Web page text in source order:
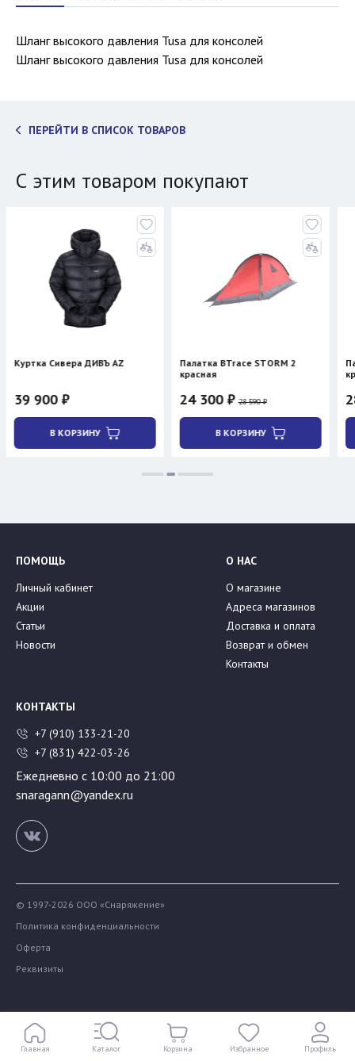
Главная Каталог Корзина Избранное Профиль
Шланг высокого давления Tusa для консолей
Шланг высокого давления Tusa для консолей
ПЕРЕЙТИ В СПИСОК ТОВАРОВ
С этим товаром покупают
ДИВЪ AZ
₽
Палатка BTrace STORM 2
24 300 ₽ 28 590 ₽
Палатка
28 040 ₽
ПОМОЩЬ
Личный кабинет
Акции
Статьи
Новости
О НАС
О магазине
Адреса магазинов
Доставка и оплата
Возврат и обмен
Контакты
КОНТАКТЫ
+7 (910) 133-21-20
+7 (831) 422-03-26
Ежедневно с 10:00 до 21:00
snaragann@yandex.ru
© 1997-2026 ООО «Снаряжение»
Политика конфиденциальности
Оферта
Реквизиты